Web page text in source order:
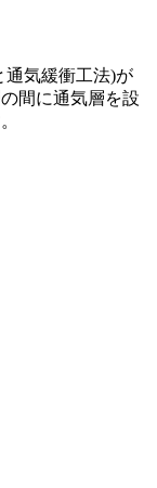
通気緩衝工法)が
間に通気層を設